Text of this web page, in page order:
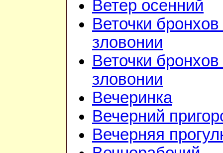
Ветер осенний
Веточки
зловонии
Веточки
зловонии
Вечеринка
Вечерний
Вечерняя